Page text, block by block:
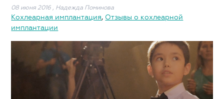
08 июня 2016 , Надежда Поминова
Кохлеарная имплантация, Отзывы о кохлеарной
имплантации